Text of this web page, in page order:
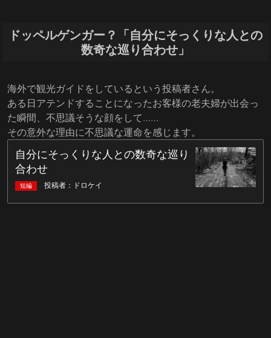
ドッペルゲンガー？「自分にそっくりな人との
数奇な巡り合わせ」
海外で観光ガイドをしているという投稿者さん。
ある日アテンドすることになったお客様の老夫婦が出会っ
た瞬間、不思議そうな顔をして……
その意外な理由に不思議な運命を感じます。